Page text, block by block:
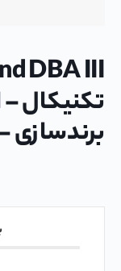
تکنیکال –